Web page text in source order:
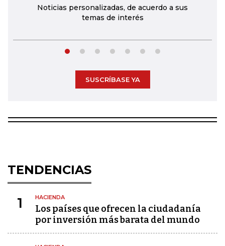
Noticias personalizadas, de acuerdo a sus
temas de interés
SUSCRÍBASE YA
TENDENCIAS
1 HACIENDA
Los países que ofrecen la ciudadanía
por inversión más barata del mundo